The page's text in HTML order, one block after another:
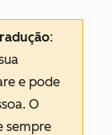
:
e pode
O
sempre